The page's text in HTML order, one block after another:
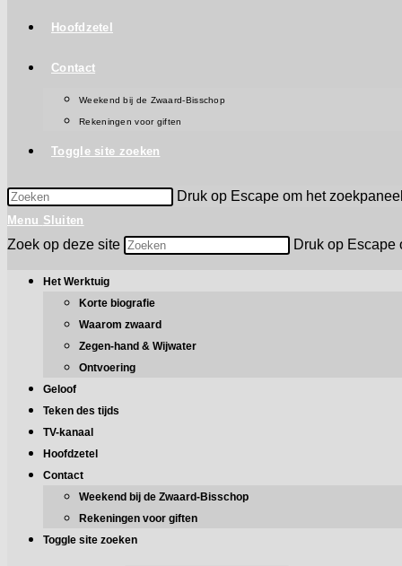
Hoofdzetel
Contact
Weekend bij de Zwaard-Bisschop
Rekeningen voor giften
Toggle site zoeken
Druk op Escape om het
Menu Sluiten
Zoek op deze site Druk op Escape
Het Werktuig
Korte biografie
Waarom zwaard
Zegen-hand & Wijwater
Ontvoering
Geloof
Teken des tijds
TV-kanaal
Hoofdzetel
Contact
Weekend bij de Zwaard-Bisschop
Rekeningen voor giften
Toggle site zoeken